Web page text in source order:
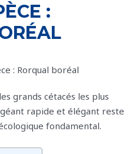
:
grands cétacés les plus
rapide et élégant reste
fondamental.